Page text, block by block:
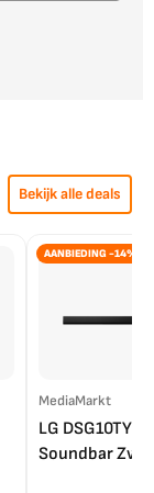
Bekijk alle deals
AANBIEDING -14%
MediaMarkt
LG DSG10TY
Soundbar